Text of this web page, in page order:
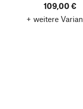
109,00 €
+ weitere